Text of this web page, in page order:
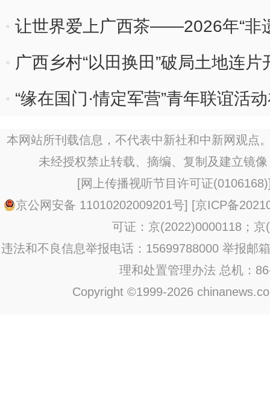
让世界爱上广西茶——2026年“非
广西乡村“以田换田”破局土地连
“缘在国门·情定军营”青年联谊活
本网站所刊载信息，不代表中新社和中新网观点
未经授权禁止转载、摘编、复制及建立镜
[网上传播视听节目许可证(0106168)
京公网安备 11010202009201号] [京ICP备
可证：京(2022)0000118；京
违法和不良信息举报电话：15699788000 举报邮
理和处置管理办法 总机：
Copyright ©1999-2026